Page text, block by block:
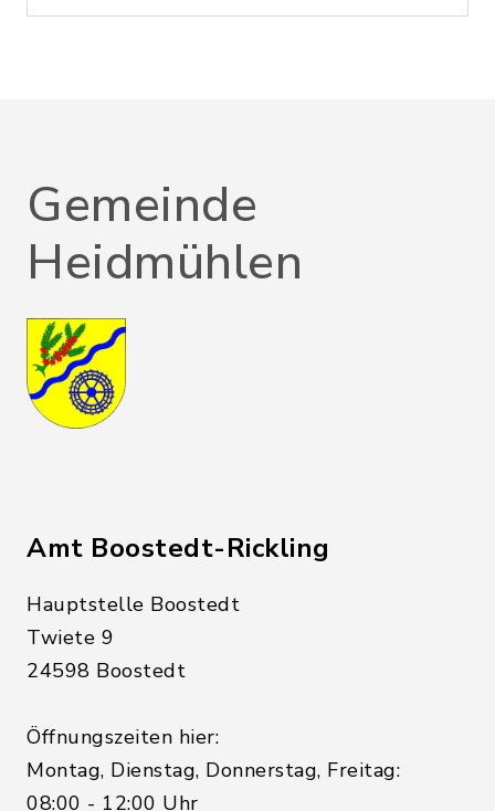
Gemeinde
Heidmühlen
Amt Boostedt-Rickling
Hauptstelle Boostedt
Twiete 9
24598 Boostedt
Öffnungszeiten hier:
Montag, Dienstag, Donnerstag, Freitag:
08:00 - 12:00 Uhr